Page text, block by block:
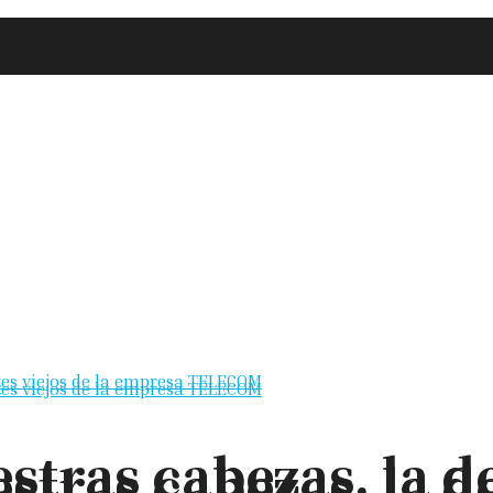
cabezas, la